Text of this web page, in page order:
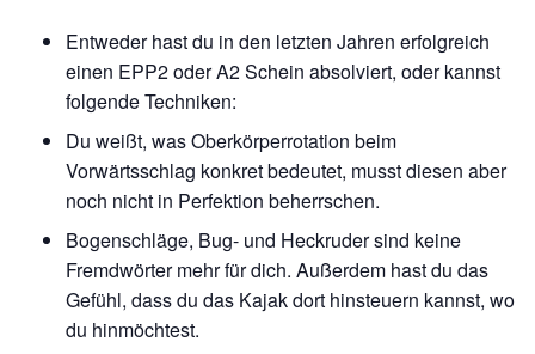
Entweder hast du in den letzten Jahren erfolgreich
einen EPP2 oder A2 Schein absolviert, oder kannst
folgende Techniken:
Du weißt, was Oberkörperrotation beim
Vorwärtsschlag konkret bedeutet, musst diesen aber
noch nicht in Perfektion beherrschen.
Bogenschläge, Bug- und Heckruder sind keine
Fremdwörter mehr für dich. Außerdem hast du das
Gefühl, dass du das Kajak dort hinsteuern kannst, wo
du hinmöchtest.